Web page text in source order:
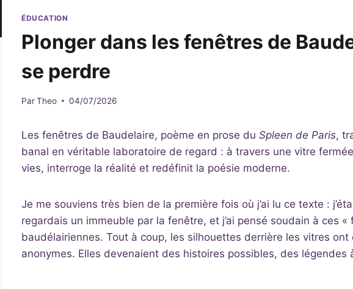
ÉDUCATION
Plonger dans les fenêtres de
se perdre
ParTheo 04/07/2026
Les fenêtres de Baudelaire, poème en prose du Spleen de Paris,
banal en véritable laboratoire de regard : à travers une vitre
vies, interroge la réalité et redéfinit la poésie moderne.
Je me souviens très bien de la première fois où j’ai lu ce texte :
regardais un immeuble par la fenêtre, et j’ai pensé soudain à ces «
baudélairiennes. Tout à coup, les silhouettes derrière les vitres ont
anonymes. Elles devenaient des histoires possibles, des légendes